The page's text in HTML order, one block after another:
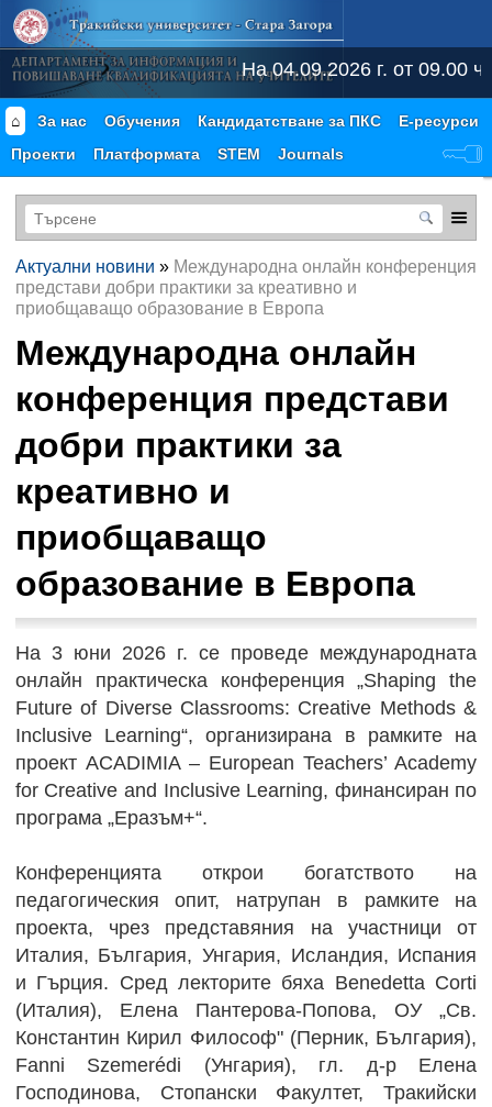
На 04.09.2026 г. от 09.00 ч.
⌂ За нас Обучения Кандидатстване за ПКС
Е-ресурси
Проекти
Платформата STEM Journals
Актуални новини » Международна онлайн конференция
представи добри практики за креативно и
приобщаващо образование в Европа
Международна онлайн
конференция представи
добри практики за
креативно и
приобщаващо
образование в Европа
На 3 юни 2026 г. се проведе международната
онлайн практическа конференция „Shaping the
Future of Diverse Classrooms: Creative Methods &
Inclusive Learning“, организирана в рамките на
проект ACADIMIA – European Teachers’ Academy
for Creative and Inclusive Learning, финансиран по
програма „Еразъм+“.
Конференцията открои богатството на
педагогическия опит, натрупан в рамките на
проекта, чрез представяния на участници от
Италия, България, Унгария, Исландия, Испания
и Гърция. Сред лекторите бяха Benedetta Corti
(Италия), Елена Пантерова-Попова, ОУ „Св.
Константин Кирил Философ" (Перник, България),
Fanni Szemerédi (Унгария), гл. д-р Елена
Господинова, Стопански Факултет, Тракийски